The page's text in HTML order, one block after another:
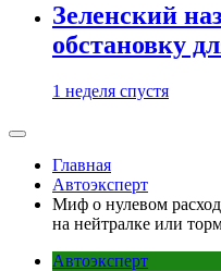
Зеленский
обстановку
1 неделя спустя
Главная
Автоэксперт
Миф о нулевом
на нейтралке или
Автоэксперт